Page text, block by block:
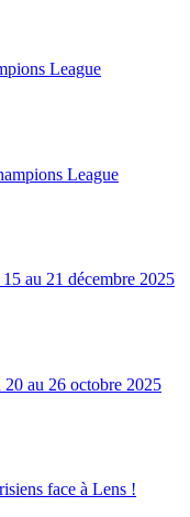
League
League
au 21 décembre 2025
20 au 26 octobre 2025
face à Lens !